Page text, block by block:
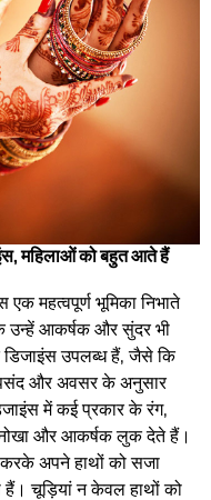
महिलाओं को बहुत आते हैं
महत्वपूर्ण भूमिका निभाते
उन्हें आकर्षक और सुंदर भी
डिजाइंस उपलब्ध हैं, जैसे कि
और अवसर के अनुसार
में कई प्रकार के रंग,
और आकर्षक लुक देते हैं।
अपने हाथों को सजा
चूड़ियां न केवल हाथों को